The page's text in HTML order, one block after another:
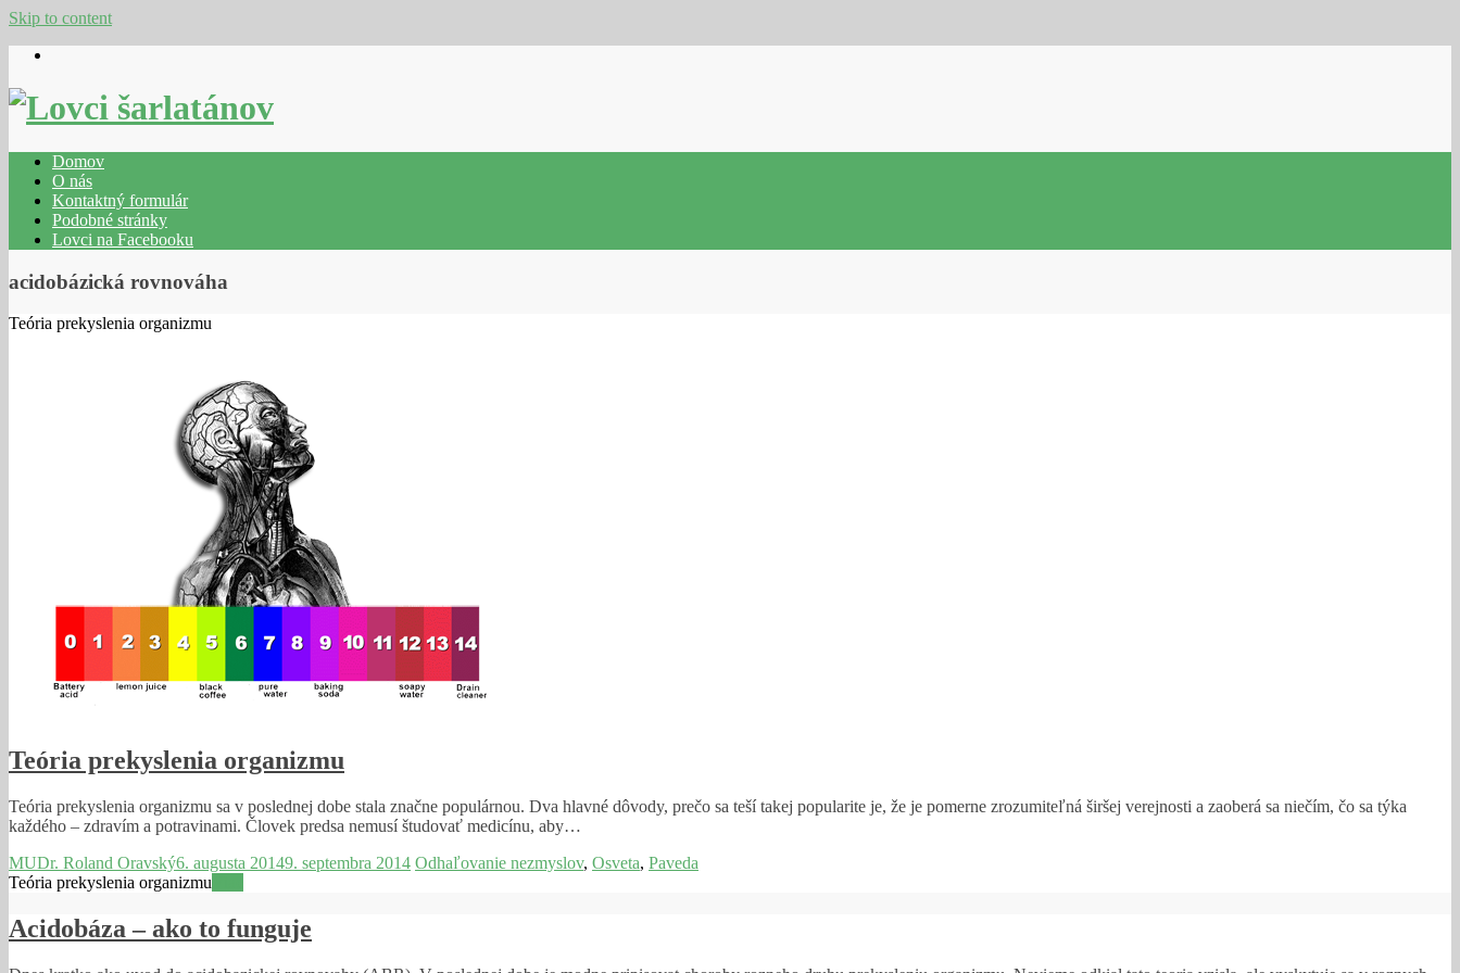
Skip to content
Domov
O nás
Kontaktný formulár
Podobné stránky
Lovci na Facebooku
acidobázická rovnováha
Teória prekyslenia organizmu
Teória prekyslenia organizmu
Teória prekyslenia organizmu sa v poslednej dobe stala značne populárnou. Dva hlavné dôvody, prečo sa teší takej popularite je, že je pomerne zrozumiteľná širšej verejnosti a zaoberá sa niečím, čo sa týka
každého – zdravím a potravinami. Človek predsa nemusí študovať medicínu, aby…
MUDr. Roland Oravský6. augusta 20149. septembra 2014 Odhaľovanie nezmyslov, Osveta, Paveda
Teória prekyslenia organizmu
Acidobáza – ako to funguje